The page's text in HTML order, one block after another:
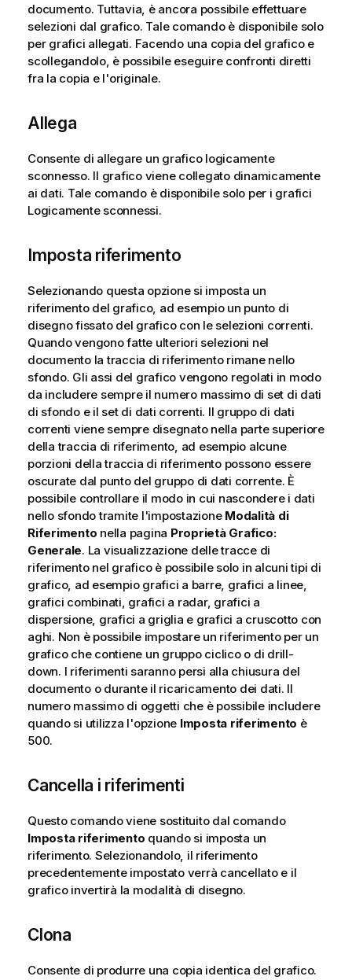
documento. Tuttavia, è ancora possibile effettuare
selezioni dal grafico. Tale comando è disponibile solo
per grafici allegati. Facendo una copia del grafico e
scollegandolo, è possibile eseguire confronti diretti
fra la copia e l'originale.
Allega
Consente di allegare un grafico logicamente
sconnesso. Il grafico viene collegato dinamicamente
ai dati. Tale comando è disponibile solo per i grafici
Logicamente sconnessi.
Imposta riferimento
Selezionando questa opzione si imposta un
riferimento del grafico, ad esempio un punto di
disegno fissato del grafico con le selezioni correnti.
Quando vengono fatte ulteriori selezioni nel
documento la traccia di riferimento rimane nello
sfondo. Gli assi del grafico vengono regolati in modo
da includere sempre il numero massimo di set di dati
di sfondo e il set di dati correnti. Il gruppo di dati
correnti viene sempre disegnato nella parte superiore
della traccia di riferimento, ad esempio alcune
porzioni della traccia di riferimento possono essere
oscurate dal punto del gruppo di dati corrente. È
possibile controllare il modo in cui nascondere i dati
nello sfondo tramite l'impostazione Modalità di
Riferimento nella pagina Proprietà Grafico:
Generale. La visualizzazione delle tracce di
riferimento nel grafico è possibile solo in alcuni tipi di
grafico, ad esempio grafici a barre, grafici a linee,
grafici combinati, grafici a radar, grafici a
dispersione, grafici a griglia e grafici a cruscotto con
aghi. Non è possibile impostare un riferimento per un
grafico che contiene un gruppo ciclico o di drill-
down. I riferimenti saranno persi alla chiusura del
documento o durante il ricaricamento dei dati. Il
numero massimo di oggetti che è possibile includere
quando si utilizza l'opzione Imposta riferimento è
500.
Cancella i riferimenti
Questo comando viene sostituito dal comando
Imposta riferimento quando si imposta un
riferimento. Selezionandolo, il riferimento
precedentemente impostato verrà cancellato e il
grafico invertirà la modalità di disegno.
Clona
Consente di produrre una copia identica del grafico.